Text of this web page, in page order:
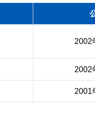
2002
2002
2001